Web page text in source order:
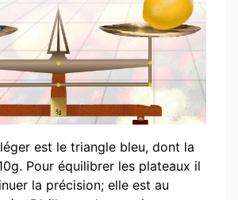
léger est le triangle bleu, dont la
Pour équilibrer les plateaux il
la précision; elle est au